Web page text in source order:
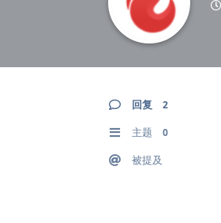
回复 2
主题 0
被提及